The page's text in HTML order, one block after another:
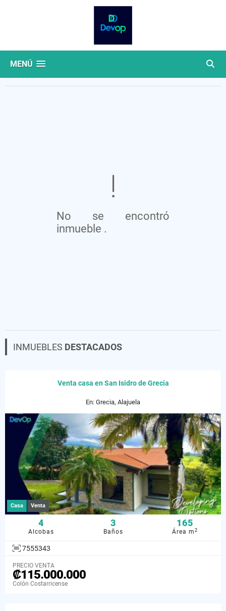
MENÚ
No se encontró
inmueble .
INMUEBLES DESTACADOS
Venta casa en San Isidro de Grecia
En: Grecia, Alajuela
Casa Venta
4
Alcobas
3
Baños
165
Área m2
7555343
PRECIO VENTA
₡115.000.000
Colón Costarricense